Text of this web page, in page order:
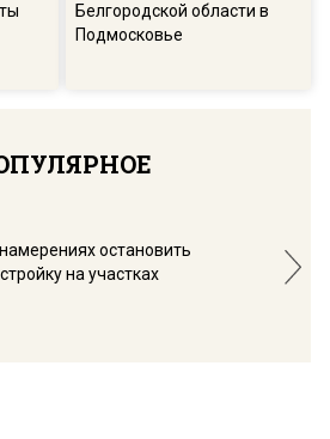
Белгородской области в
Подмосковье
остановить
на участках